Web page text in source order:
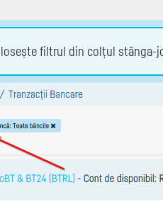
filtrul din colțul